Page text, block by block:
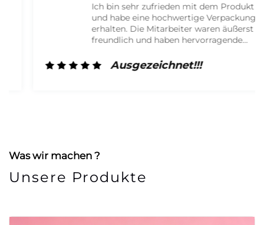
Ich bin sehr zufrieden mit dem Produkt
und habe eine hochwertige Verpackung
erhalten. Die Mitarbeiter waren äußerst
freundlich und haben hervorragende
Fall zukünftig wieder mit ihnen
zusammenarbeiten!
Ausgezeichnet!!!
Was wir machen ?
Unsere Produkte